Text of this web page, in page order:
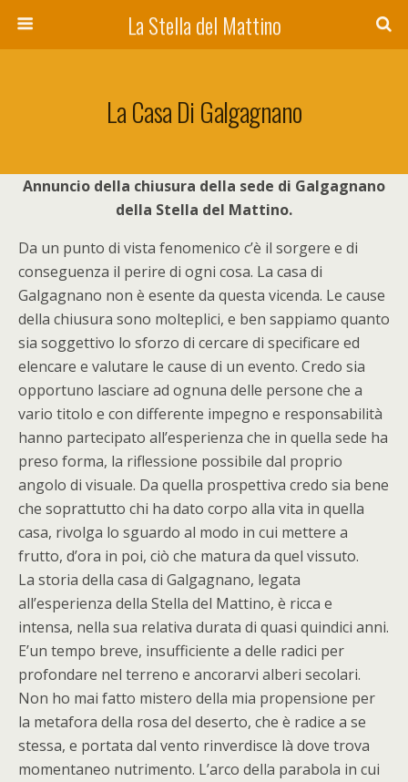
La Stella del Mattino
La Casa Di Galgagnano
Annuncio della chiusura della sede di Galgagnano
della Stella del Mattino.
Da un punto di vista fenomenico c’è il sorgere e di
conseguenza il perire di ogni cosa. La casa di
Galgagnano non è esente da questa vicenda. Le cause
della chiusura sono molteplici, e ben sappiamo quanto
sia soggettivo lo sforzo di cercare di specificare ed
elencare e valutare le cause di un evento. Credo sia
opportuno lasciare ad ognuna delle persone che a
vario titolo e con differente impegno e responsabilità
hanno partecipato all’esperienza che in quella sede ha
preso forma, la riflessione possibile dal proprio
angolo di visuale. Da quella prospettiva credo sia bene
che soprattutto chi ha dato corpo alla vita in quella
casa, rivolga lo sguardo al modo in cui mettere a
frutto, d’ora in poi, ciò che matura da quel vissuto.
La storia della casa di Galgagnano, legata
all’esperienza della Stella del Mattino, è ricca e
intensa, nella sua relativa durata di quasi quindici anni.
E’un tempo breve, insufficiente a delle radici per
profondare nel terreno e ancorarvi alberi secolari.
Non ho mai fatto mistero della mia propensione per
la metafora della rosa del deserto, che è radice a se
stessa, e portata dal vento rinverdisce là dove trova
momentaneo nutrimento. L’arco della parabola in cui